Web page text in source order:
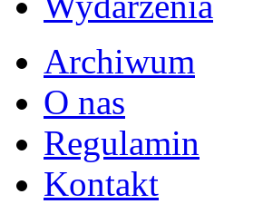
Archiwum
O nas
Regulamin
Kontakt